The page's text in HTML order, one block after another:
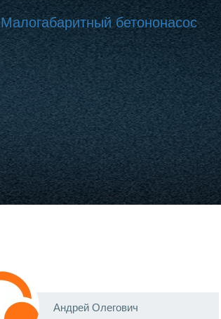
Малогабаритный бетононасос
Андрей Олегович